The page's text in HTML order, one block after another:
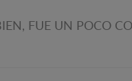
FUE UN POCO